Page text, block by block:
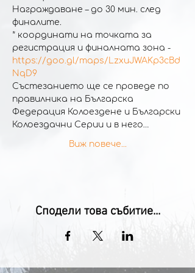
Награждаване – до 30 мин. след
финалите.
* координати на точката за
https://goo.gl/maps/LzxuJWAKp3cBd
NqD9
Състезанието ще се проведе по
правилника на Българска
Федерация Колоездене и Български
Колоездачни Серии и в него…
Виж повече...
Сподели това събитие...